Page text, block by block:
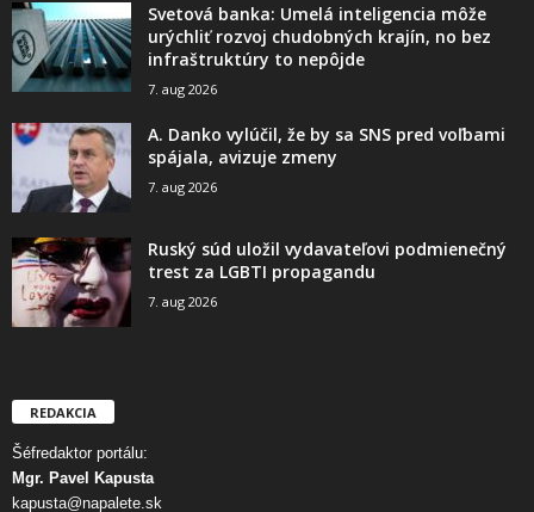
Svetová banka: Umelá inteligencia môže
urýchliť rozvoj chudobných krajín, no bez
infraštruktúry to nepôjde
7. aug 2026
A. Danko vylúčil, že by sa SNS pred voľbami
spájala, avizuje zmeny
7. aug 2026
Ruský súd uložil vydavateľovi podmienečný
trest za LGBTI propagandu
7. aug 2026
REDAKCIA
Šéfredaktor portálu:
Mgr. Pavel Kapusta
kapusta@napalete.sk